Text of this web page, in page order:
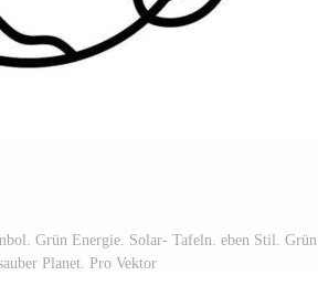
Grün Energie. Solar- Tafeln. eben Stil. Grün
Planet. Pro Vektor